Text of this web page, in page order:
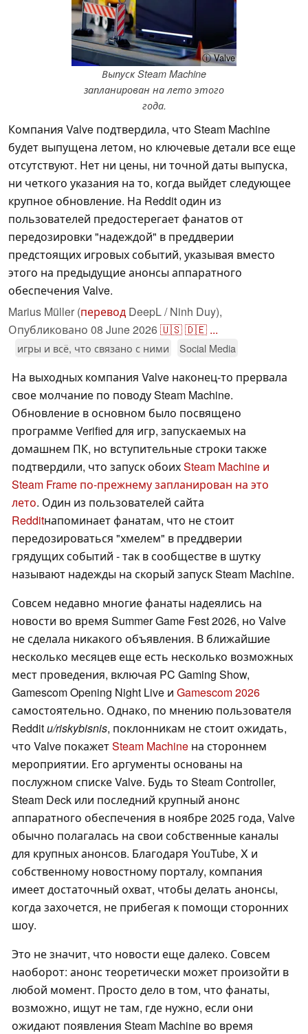
ⓘ Valve
Выпуск Steam Machine
запланирован на лето этого
года.
Компания Valve подтвердила, что Steam Machine
будет выпущена летом, но ключевые детали все еще
отсутствуют. Нет ни цены, ни точной даты выпуска,
ни четкого указания на то, когда выйдет следующее
крупное обновление. На Reddit один из
пользователей предостерегает фанатов от
передозировки "надеждой" в преддверии
предстоящих игровых событий, указывая вместо
этого на предыдущие анонсы аппаратного
обеспечения Valve.
Marius Müller (перевод DeepL / Ninh Duy),
Опубликовано 08 June 2026🇺🇸🇩🇪 ...
игры и всё, что связано с ними Social Media
На выходных компания Valve наконец-то прервала
свое молчание по поводу Steam Machine.
Обновление в основном было посвящено
программе Verified для игр, запускаемых на
домашнем ПК, но вступительные строки также
подтвердили, что запуск обоихSteam Machine и
Steam Frame по-прежнему запланирован на это
лето. Один из пользователей сайта
Redditнапоминает фанатам, что не стоит
передозироваться "хмелем" в преддверии
грядущих событий - так в сообществе в шутку
называют надежды на скорый запуск Steam Machine.
Совсем недавно многие фанаты надеялись на
новости во время Summer Game Fest 2026, но Valve
не сделала никакого объявления. В ближайшие
несколько месяцев еще есть несколько возможных
мест проведения, включая PC Gaming Show,
Gamescom Opening Night Live и Gamescom 2026
самостоятельно. Однако, по мнению пользователя
Redditu/riskybisnis, поклонникам не стоит ожидать,
что Valve покажетSteam Machine на стороннем
мероприятии. Его аргументы основаны на
послужном списке Valve. Будь то Steam Controller,
Steam Deck или последний крупный анонс
аппаратного обеспечения в ноябре 2025 года, Valve
обычно полагалась на свои собственные каналы
для крупных анонсов. Благодаря YouTube, X и
собственному новостному порталу, компания
имеет достаточный охват, чтобы делать анонсы,
когда захочется, не прибегая к помощи сторонних
шоу.
Это не значит, что новости еще далеко. Совсем
наоборот: анонс теоретически может произойти в
любой момент. Просто дело в том, что фанаты,
возможно, ищут не там, где нужно, если они
ожидают появления Steam Machine во время